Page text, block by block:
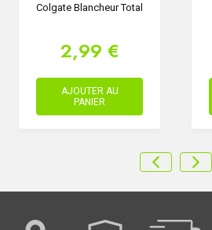
Colgate Blancheur Total
2,99 €
AJOUTER AU
PANIER